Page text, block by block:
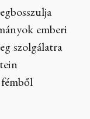
emberi
szolgálatra